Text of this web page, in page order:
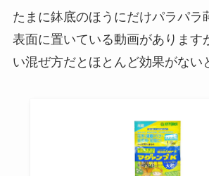
たまに鉢底のほうにだけパラパラ
表面に置いている動画があります
い混ぜ方だとほとんど効果がない